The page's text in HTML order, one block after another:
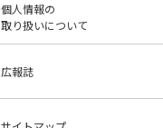
個人情報の
取り扱いについて
広報誌